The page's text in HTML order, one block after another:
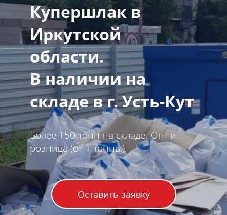
Купершлак в
Иркутской
области.
В наличии на
складе в г. Усть-Кут
Более 150 тонн на складе. Опт и
розница (от 1 тонны).
Оставить заявку